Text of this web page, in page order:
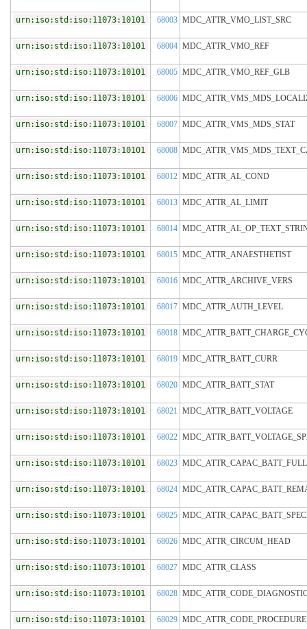
urn:iso:std:iso:11073:10101 68003 MDC_ATTR_VMO_LIST_SRC
urn:iso:std:iso:11073:10101 68004 MDC_ATTR_VMO_REF
urn:iso:std:iso:11073:10101 68005 MDC_ATTR_VMO_REF_GLB
urn:iso:std:iso:11073:10101 68006
urn:iso:std:iso:11073:10101 68007 MDC_ATTR_VMS_MDS_STAT
urn:iso:std:iso:11073:10101 68008
urn:iso:std:iso:11073:10101 68012 MDC_ATTR_AL_COND
urn:iso:std:iso:11073:10101 68013 MDC_ATTR_AL_LIMIT
urn:iso:std:iso:11073:10101 68014
urn:iso:std:iso:11073:10101 68015 MDC_ATTR_ANAESTHETIST
urn:iso:std:iso:11073:10101 68016 MDC_ATTR_ARCHIVE_VERS
urn:iso:std:iso:11073:10101 68017 MDC_ATTR_AUTH_LEVEL
urn:iso:std:iso:11073:10101 68018
urn:iso:std:iso:11073:10101 68019 MDC_ATTR_BATT_CURR
urn:iso:std:iso:11073:10101 68020 MDC_ATTR_BATT_STAT
urn:iso:std:iso:11073:10101 68021 MDC_ATTR_BATT_VOLTAGE
urn:iso:std:iso:11073:10101 68022
urn:iso:std:iso:11073:10101 68023 MDC_ATTR_CAPAC_BATT_FULL
urn:iso:std:iso:11073:10101 68024
urn:iso:std:iso:11073:10101 68025
urn:iso:std:iso:11073:10101 68026 MDC_ATTR_CIRCUM_HEAD
urn:iso:std:iso:11073:10101 68027 MDC_ATTR_CLASS
urn:iso:std:iso:11073:10101 68028
urn:iso:std:iso:11073:10101 68029 MDC_ATTR_CODE_PROCEDURE